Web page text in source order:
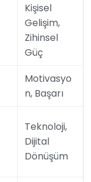
Kişisel
Gelişim,
Zihinsel
Güç
Motivasyo
n, Başarı
Teknoloji,
Dijital
Dönüşüm